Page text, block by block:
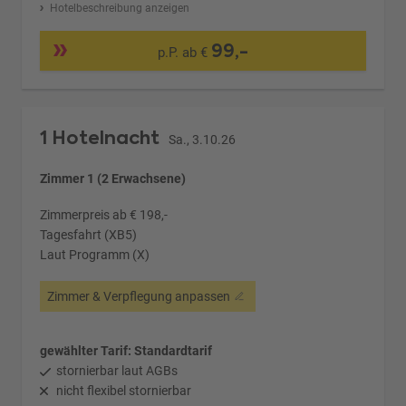
Hotelbeschreibung anzeigen
p.P. ab € 99,-
1 Hotelnacht Sa., 3.10.26
Zimmer 1 (2 Erwachsene)
Zimmerpreis ab € 198,-
Tagesfahrt (XB5)
Laut Programm (X)
Zimmer & Verpflegung anpassen
gewählter Tarif: Standardtarif
stornierbar laut AGBs
nicht flexibel stornierbar